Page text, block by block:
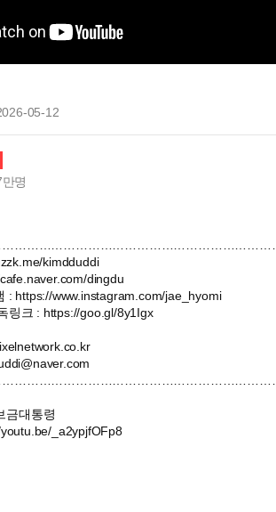
05-12
만명
kimdduddi
dingdu
: https://www.instagram.com/jae_hyomi
링크 : https://goo.gl/8y1Igx
금대통령
_a2ypjfOFp8